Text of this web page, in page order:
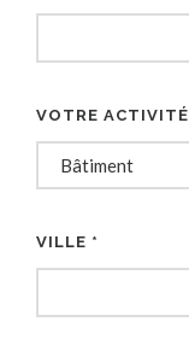
VOTRE ACTIVITÉ
VILLE *